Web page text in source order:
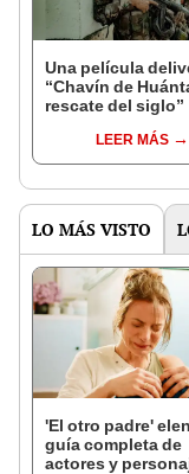
Una película
“Chavín de
rescate del siglo”
LEER MÁS
LO MÁS VISTO
'El otro padre'
guía completa de
actores y